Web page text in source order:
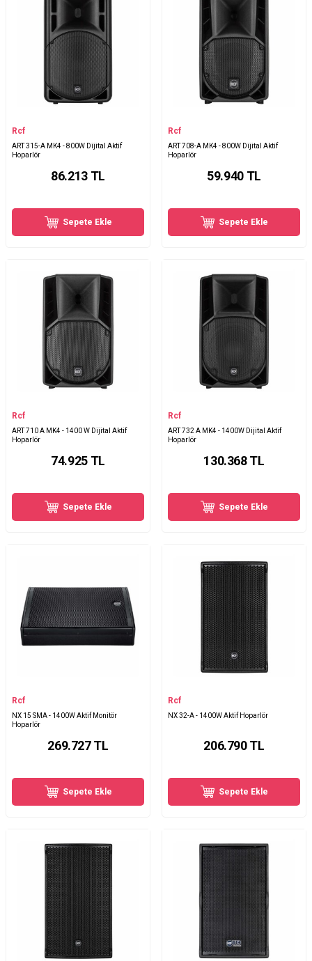
Rcf
ART 315-A MK4 - 800W Dijital Aktif
Hoparlör
86.213TL
Sepete Ekle
Rcf
ART 708-A MK4 - 800W Dijital Aktif
Hoparlör
59.940TL
Sepete Ekle
Rcf
ART 710 A MK4 - 1400 W Dijital Aktif
Hoparlör
74.925TL
Sepete Ekle
Rcf
ART 732 A MK4 - 1400W Dijital Aktif
Hoparlör
130.368TL
Sepete Ekle
Rcf
NX 15 SMA - 1400W Aktif Monitör
Hoparlör
269.727TL
Sepete Ekle
Rcf
NX 32-A - 1400W Aktif Hoparlör
206.790TL
Sepete Ekle